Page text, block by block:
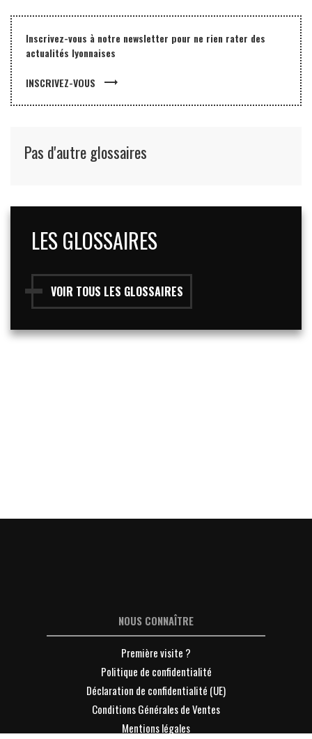
Inscrivez-vous à notre newsletter pour ne rien rater des
actualités lyonnaises
INSCRIVEZ-VOUS trending_flat
Pas d'autre glossaires
LES GLOSSAIRES
VOIR TOUS LES GLOSSAIRES
NOUS CONNAÎTRE
Première visite ?
Politique de confidentialité
Déclaration de confidentialité (UE)
Conditions Générales de Ventes
Mentions légales